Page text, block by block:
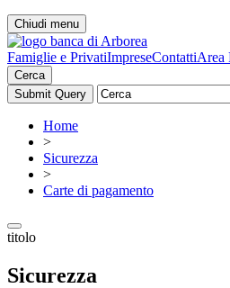
Chiudi menu
Famiglie e PrivatiImpreseContattiArea
Cerca
Home
>
Sicurezza
>
Carte di pagamento
titolo
Sicurezza